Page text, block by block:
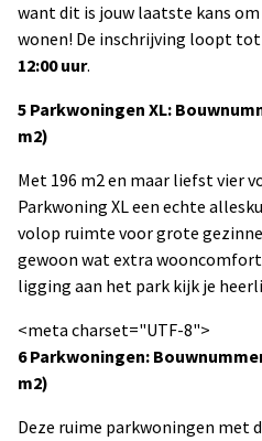
want dit is jouw laatste kans
wonen! De inschrijving loopt tot
12:00 uur.
5 Parkwoningen XL:
m2)
Met 196 m2 en maar liefst vier
Parkwoning XL een echte
volop ruimte voor grote
gewoon wat extra
ligging aan het park kijk je
<meta charset="UTF-8">
6 Parkwoningen:
m2)
Deze ruime parkwoningen met